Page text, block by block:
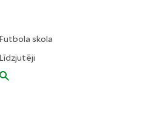
Futbola skola
Līdzjutēji